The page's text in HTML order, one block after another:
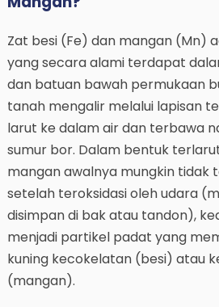
Zat besi (Fe) dan mangan (Mn)
yang secara alami terdapat
dan batuan bawah permukaan
tanah mengalir melalui lapisan
larut ke dalam air dan terbawa
sumur bor. Dalam bentuk
mangan awalnya mungkin tidak
setelah teroksidasi oleh udara
disimpan di bak atau tandon),
menjadi partikel padat yang
kuning kecokelatan (besi) atau
(mangan).